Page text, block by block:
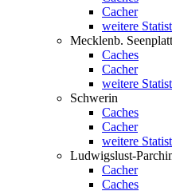
Cacher
weitere
Mecklenb.
Caches
Cacher
weitere
Schwerin
Caches
Cacher
weitere
Ludwigslust-
Cacher
Caches